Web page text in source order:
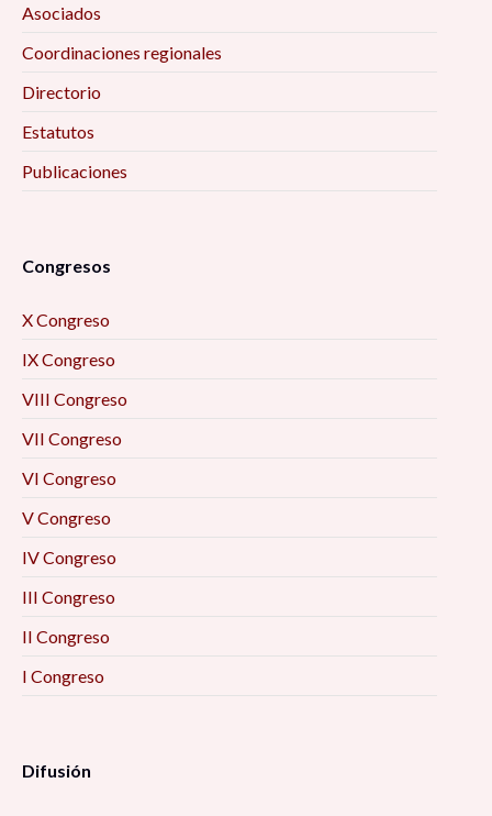
Asociados
Coordinaciones regionales
Directorio
Estatutos
Publicaciones
Congresos
X Congreso
IX Congreso
VIII Congreso
VII Congreso
VI Congreso
V Congreso
IV Congreso
III Congreso
II Congreso
I Congreso
Difusión